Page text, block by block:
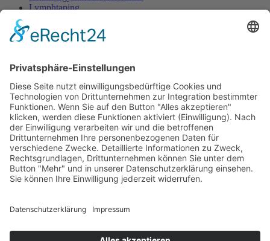
Lymphtaping
Rücken Therapie
Aqua Fitness
FDM – Faszien-Distorsions-Modell
Zumba Gold
Rückbildungsgymnastik
Kinder Therapie
Krankengymnastik nach Vojta für Kinder
Krankengymnastik nach Bobath für Kinder
Krankengymnastik für Kinder
Karriere
Sponsoring